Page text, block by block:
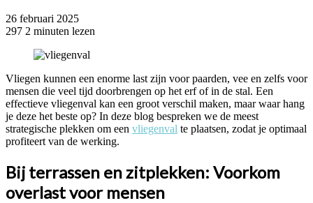
26 februari 2025
297 2 minuten lezen
Vliegen kunnen een enorme last zijn voor paarden, vee en zelfs voor
mensen die veel tijd doorbrengen op het erf of in de stal. Een
effectieve vliegenval kan een groot verschil maken, maar waar hang
je deze het beste op? In deze blog bespreken we de meest
strategische plekken om een vliegenval te plaatsen, zodat je optimaal
profiteert van de werking.
Bij terrassen en zitplekken: Voorkom
overlast voor mensen